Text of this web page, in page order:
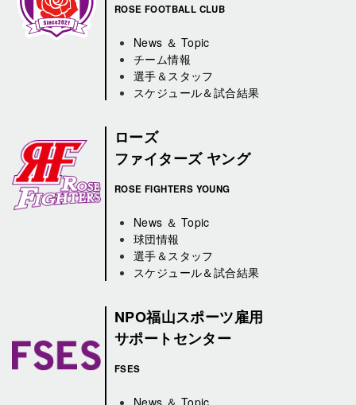
ROSE FOOTBALL CLUB
News ＆ Topic
チーム情報
選手＆スタッフ
スケジュール＆試合結果
ローズ
ファイターズ ヤング
ROSE FIGHTERS YOUNG
News ＆ Topic
球団情報
選手＆スタッフ
スケジュール＆試合結果
NPO福山スポーツ雇用
サポートセンター
FSES
News ＆ Topic